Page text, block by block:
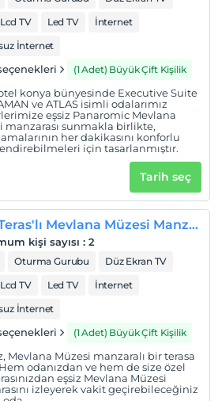
ücretsizdir.
Lcd TV Led TV
İnternet
İnternet
(1 Adet) Büyük Çift Kişilik
konya bünyesinde Executive Suite
ve ATLAS isimli odalarımız
eşsiz Panaromic Mevlana
manzarası sunmakla birlikte,
her dakikasını konforlu
için tasarlanmıştır.
Tarih seç
Özel Teras'lı Mevlana Müzesi Manzaralı Oda
kişi sayısı : 2
Oturma Gurubu
Düz Ekran TV
Lcd TV Led TV
İnternet
İnternet
(1 Adet) Büyük Çift Kişilik
Mevlana Müzesi manzaralı bir terasa
odanızdan ve hem de size özel
eşsiz Mevlana Müzesi
izleyerek vakit geçirebileceğiniz